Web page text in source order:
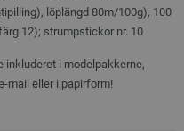
löplängd 80m/100g), 100
12); strumpstickor nr. 10
inkluderet i modelpakkerne,
mail eller i papirform!